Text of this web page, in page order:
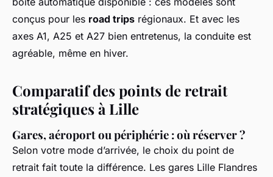
conçus pour les road trips régionaux. Et avec les
axes A1, A25 et A27 bien entretenus, la conduite est
agréable, même en hiver.
Comparatif des points de retrait
stratégiques à Lille
Gares, aéroport ou périphérie : où réserver ?
Selon votre mode d’arrivée, le choix du point de
retrait fait toute la différence. Les gares Lille Flandres